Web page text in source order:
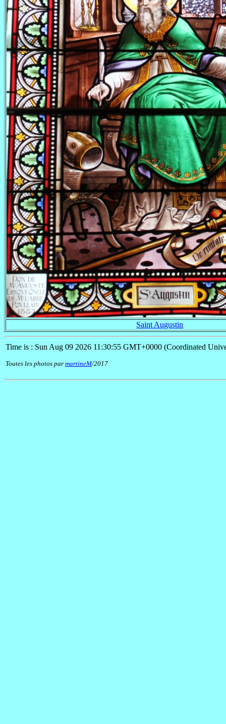
Saint Augustin
Time is : Sun Aug 09 2026 11:30:55 GMT+0000 (Coordinated
Toutes les photos par martineM/2017